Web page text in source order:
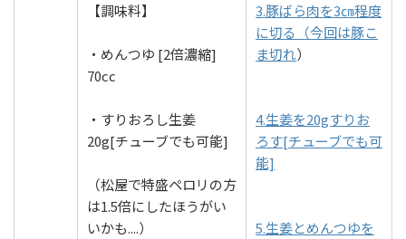
【調味料】
・めんつゆ [2倍濃縮]
70cc
・すりおろし生姜
20g[チューブでも可能]
（松屋で特盛ペロリの方
は1.5倍にしたほうがい
いかも....）
3.豚ばら肉を3㎝程度
に切る（今回は豚こ
ま切れ）
4.生姜を20gすりお
ろす[チューブでも可
能]
5.生姜とめんつゆを